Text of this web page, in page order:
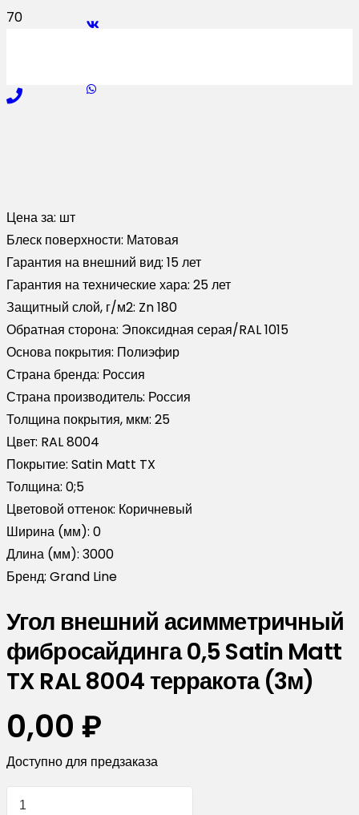
Цена за: шт
Блеск поверхности: Матовая
Гарантия на внешний вид: 15 лет
Гарантия на технические хара: 25 лет
Защитный слой, г/м2: Zn 180
Обратная сторона: Эпоксидная серая/RAL 1015
Основа покрытия: Полиэфир
Страна бренда: Россия
Страна производитель: Россия
Толщина покрытия, мкм: 25
Цвет: RAL 8004
Покрытие: Satin Matt TX
Толщина: 0;5
Цветовой оттенок: Коричневый
Ширина (мм): 0
Длина (мм): 3000
Бренд: Grand Line
Угол внешний асимметричный
фибросайдинга 0,5 Satin Matt
TX RAL 8004 терракота (3м)
0,00 ₽
Доступно для предзаказа
Количество